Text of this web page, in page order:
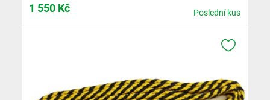
1 550 Kč Poslední kus